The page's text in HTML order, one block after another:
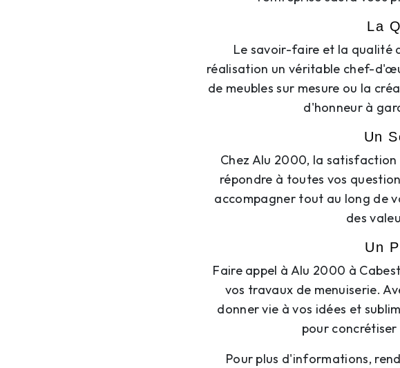
La
Le savoir-faire et la qualité
réalisation un véritable chef-
de meubles sur mesure ou la
d'honneur à
Un
Chez Alu 2000, la
répondre à toutes vos
accompagner tout au long de
des
Un
Faire appel à Alu 2000 à
vos travaux de menuiserie.
donner vie à vos idées et
pour
Pour plus d'informations,